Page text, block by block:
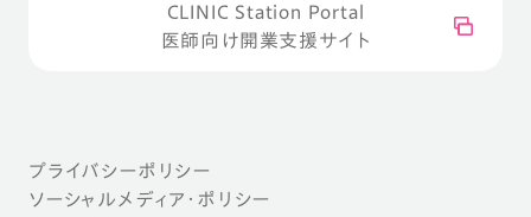
CLINIC Station Portal
医師向け開業支援サイト
プライバシーポリシー
ソーシャルメディア・ポリシー